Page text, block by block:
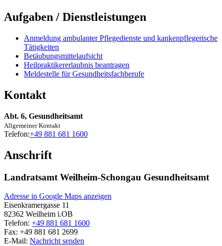
Aufgaben / Dienstleistungen
Anmeldung ambulanter Pflegedienste und kankenpflegerische
Tätigkeiten
Betäubungsmittelaufsicht
Heilpraktikererlaubnis beantragen
Meldestelle für Gesundheitsfachberufe
Kontakt
Abt. 6, Gesundheitsamt
Allgemeiner Kontakt
Telefon:+49 881 681 1600
Anschrift
Landratsamt Weilheim-Schongau Gesundheitsamt
Adresse in Google Maps anzeigen
Eisenkramergasse 11
82362 Weilheim i.OB
Telefon: +49 881 681 1600
Fax: +49 881 681 2699
E-Mail: Nachricht senden